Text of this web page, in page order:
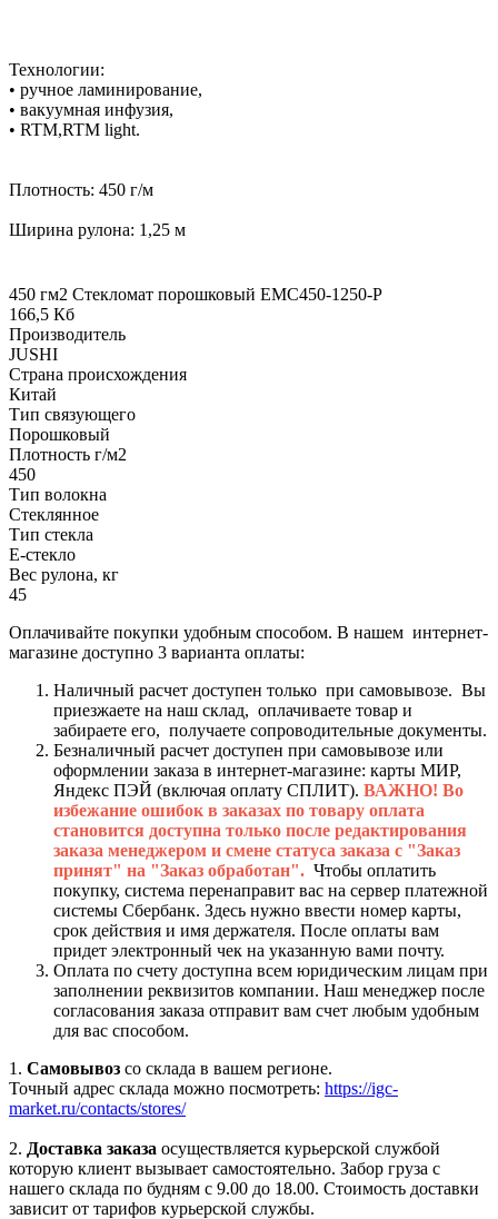
Технологии:
• ручное ламинирование,
• вакуумная инфузия,
• RTM,RTM light.
Плотность: 450 г/м
Ширина рулона: 1,25 м
450 гм2 Стекломат порошковый EMC450-1250-P
166,5 Кб
Производитель
JUSHI
Страна происхождения
Китай
Тип связующего
Порошковый
Плотность г/м2
450
Тип волокна
Стеклянное
Тип стекла
Е-стекло
Вес рулона, кг
45
Оплачивайте покупки удобным способом. В нашем интернет-
магазине доступно 3 варианта оплаты:
Наличный расчет доступен только при самовывозе. Вы
приезжаете на наш склад, оплачиваете товар и
забираете его, получаете сопроводительные документы.
Безналичный расчет доступен при самовывозе или
оформлении заказа в интернет-магазине: карты МИР,
Яндекс ПЭЙ (включая оплату СПЛИТ). ВАЖНО! Во
избежание ошибок в заказах по товару оплата
становится доступна только после редактирования
заказа менеджером и смене статуса заказа с "Заказ
принят" на "Заказ обработан". Чтобы оплатить
покупку, система перенаправит вас на сервер платежной
системы Сбербанк. Здесь нужно ввести номер карты,
срок действия и имя держателя. После оплаты вам
придет электронный чек на указанную вами почту.
Оплата по счету доступна всем юридическим лицам при
заполнении реквизитов компании. Наш менеджер после
согласования заказа отправит вам счет любым удобным
для вас способом.
1. Самовывоз со склада в вашем регионе.
Точный адрес склада можно посмотреть: https://igc-
market.ru/contacts/stores/
2. Доставка заказа осуществляется курьерской службой
которую клиент вызывает самостоятельно. Забор груза с
нашего склада по будням с 9.00 до 18.00. Стоимость доставки
зависит от тарифов курьерской службы.